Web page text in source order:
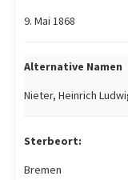
9. Mai 1868
Alternative Namen
Nieter, Heinrich
Sterbeort:
Bremen